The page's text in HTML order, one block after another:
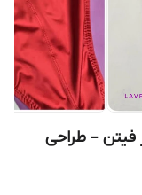
فیتن – طراحی